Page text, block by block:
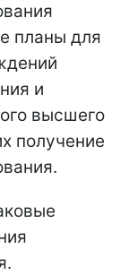
планы для
и
высшего
получение